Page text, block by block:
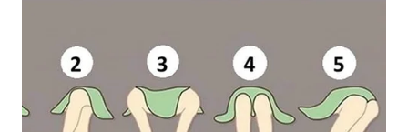
Media
Group